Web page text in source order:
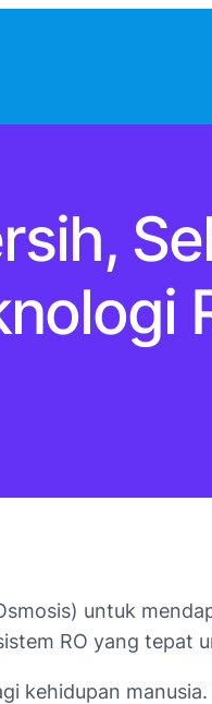
untuk
RO yang tepat
kehidupan